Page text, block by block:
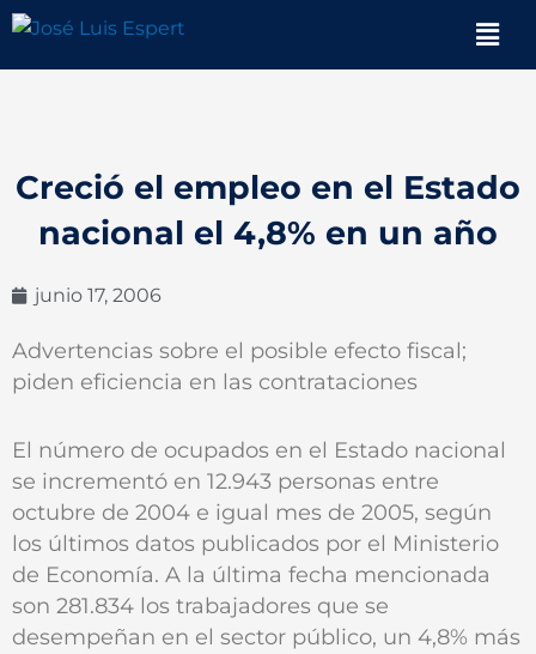
contenido
Creció el empleo en el Estado
nacional el 4,8% en un año
junio 17, 2006
Advertencias sobre el posible efecto fiscal;
piden eficiencia en las contrataciones
El número de ocupados en el Estado nacional
se incrementó en 12.943 personas entre
octubre de 2004 e igual mes de 2005, según
los últimos datos publicados por el Ministerio
de Economía. A la última fecha mencionada
son 281.834 los trabajadores que se
desempeñan en el sector público, un 4,8% más